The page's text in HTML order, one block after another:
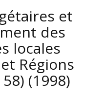
et
des
locales
Régions
(1998)